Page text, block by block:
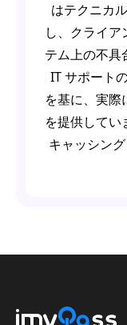
はテクニカ
し、クライ
テム上の不具
IT サポート
を基に、実際
を提供してい
キャッシン